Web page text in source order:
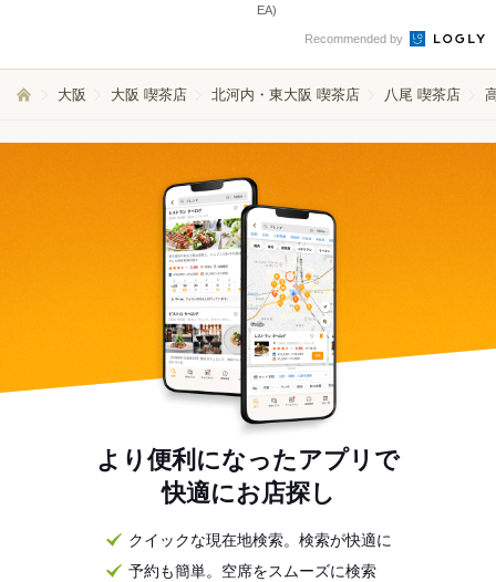
EA)
Recommended by
大阪 大阪 喫茶店 北河内・東大阪 喫茶店 八尾 喫茶店
より便利になったアプリで
快適にお店探し
クイックな現在地検索。検索が快適に
予約も簡単。空席をスムーズに検索